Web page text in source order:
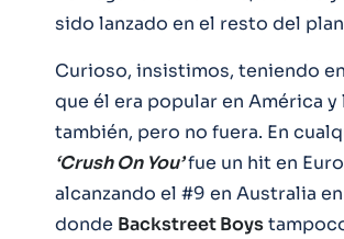
sido lanzado en el resto del
Curioso, insistimos, teniendo
que él era popular en América y
también, pero no fuera. En
‘Crush On You’fue un hit en
alcanzando el #9 en Australia
donde Backstreet Boys